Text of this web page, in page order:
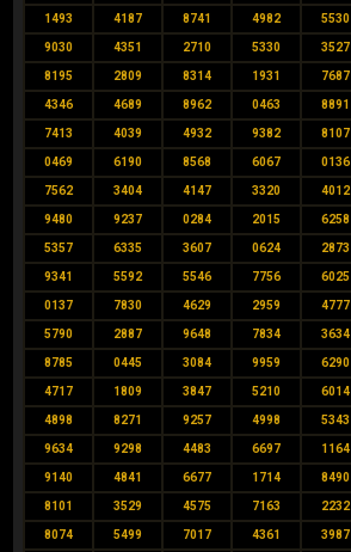
1493 4187 8741 4982 5530
9030 4351 2710 5330 3527
8195 2809 8314 1931 7687
4346 4689 8962 0463 8891
7413 4039 4932 9382 8107
0469 6190 8568 6067 0136
7562 3404 4147 3320 4012
9480 9237 0284 2015 6258
5357 6335 3607 0624 2873
9341 5592 5546 7756 6025
0137 7830 4629 2959 4777
5790 2887 9648 7834 3634
8785 0445 3084 9959 6290
4717 1809 3847 5210 6014
4898 8271 9257 4998 5343
9634 9298 4483 6697 1164
9140 4841 6677 1714 8490
8101 3529 4575 7163 2232
8074 5499 7017 4361 3987